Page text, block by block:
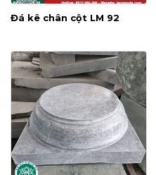
Đá kê chân cột LM 92